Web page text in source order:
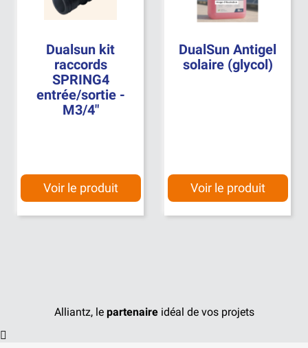
Dualsun kit
raccords
SPRING4
entrée/sortie -
M3/4"
Voir le produit
DualSun Antigel
solaire (glycol)
Voir le produit
Alliantz, le partenaireidéal de vos projets